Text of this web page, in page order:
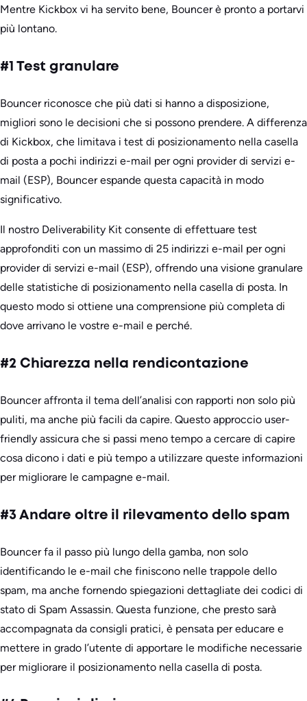
Mentre Kickbox vi ha servito bene, Bouncer è pronto a portarvi
più lontano.
#1 Test granulare
Bouncer riconosce che più dati si hanno a disposizione,
migliori sono le decisioni che si possono prendere. A differenza
di Kickbox, che limitava i test di posizionamento nella casella
di posta a pochi indirizzi e-mail per ogni provider di servizi e-
mail (ESP), Bouncer espande questa capacità in modo
significativo.
Il nostro Deliverability Kit consente di effettuare test
approfonditi con un massimo di 25 indirizzi e-mail per ogni
provider di servizi e-mail (ESP), offrendo una visione granulare
delle statistiche di posizionamento nella casella di posta. In
questo modo si ottiene una comprensione più completa di
dove arrivano le vostre e-mail e perché.
#2 Chiarezza nella rendicontazione
Bouncer affronta il tema dell’analisi con rapporti non solo più
puliti, ma anche più facili da capire. Questo approccio user-
friendly assicura che si passi meno tempo a cercare di capire
cosa dicono i dati e più tempo a utilizzare queste informazioni
per migliorare le campagne e-mail.
#3 Andare oltre il rilevamento dello spam
Bouncer fa il passo più lungo della gamba, non solo
identificando le e-mail che finiscono nelle trappole dello
spam, ma anche fornendo spiegazioni dettagliate dei codici di
stato di Spam Assassin. Questa funzione, che presto sarà
accompagnata da consigli pratici, è pensata per educare e
mettere in grado l’utente di apportare le modifiche necessarie
per migliorare il posizionamento nella casella di posta.